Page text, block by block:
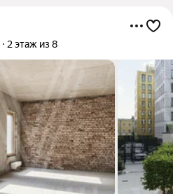
2 этаж из 8